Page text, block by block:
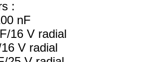
:
nF
16 V radial
V radial